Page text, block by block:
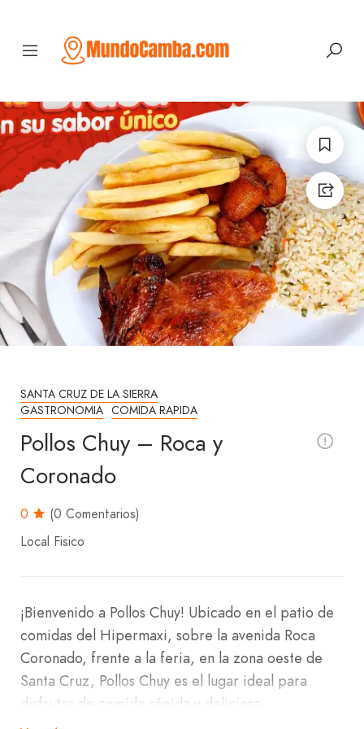
SANTA CRUZ DE LA SIERRA
GASTRONOMIA COMIDA RAPIDA
Pollos Chuy – Roca y
Coronado
0
(0 Comentarios)
Local Fisico
¡Bienvenido a Pollos Chuy! Ubicado en el patio de
comidas del Hipermaxi, sobre la avenida Roca
Coronado, frente a la feria, en la zona oeste de
Santa Cruz, Pollos Chuy es el lugar ideal para
disfrutar de comida rápida y deliciosa.